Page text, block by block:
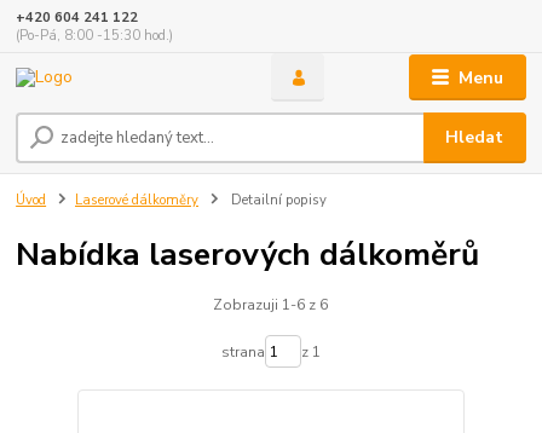
Menu
Hledat
+420 604 241 122
(Po-Pá, 8:00 -15:30 hod.)
Úvod Laserové dálkoměry Detailní popisy
Nabídka laserových dálkoměrů
Zobrazuji 1-6 z 6
strana z 1